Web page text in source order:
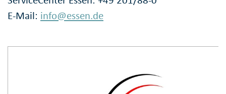
E-Mail: info@essen.de